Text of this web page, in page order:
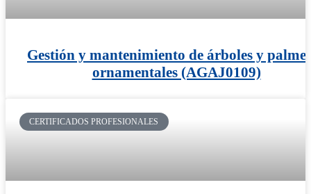
Gestión y mantenimiento de árboles y
ornamentales (AGAJ0109)
CERTIFICADOS PROFESIONALES